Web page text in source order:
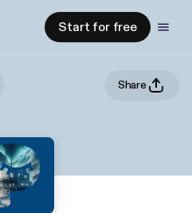
Start for free
Share